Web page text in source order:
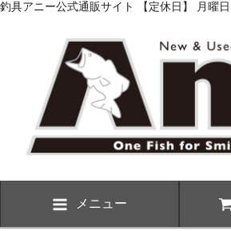
釣具アニー公式通販サイト 【定休日】 月曜
メニュー